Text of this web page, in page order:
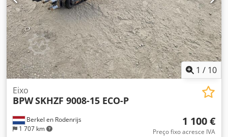
1 / 10
Berkel en Rodenrijs
1 707 km
Eixo
BPWSKHZF 9008-15 ECO-P
1 100 €
Preço fixo acresce IVA